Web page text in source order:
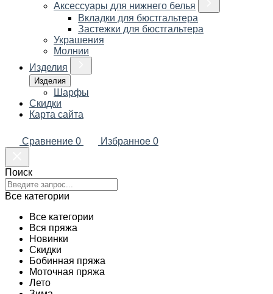
Аксессуары для нижнего белья
Вкладки для бюстгальтера
Застежки для бюстгальтера
Украшения
Молнии
Изделия
Изделия
Шарфы
Скидки
Карта сайта
Сравнение 0 Избранное 0
Поиск
Все категории
Все категории
Вся пряжа
Новинки
Скидки
Бобинная пряжа
Моточная пряжа
Лето